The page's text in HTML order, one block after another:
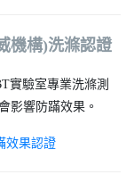
機構)洗滌認證
實驗室專業洗滌測
影響防蹣效果。
效果認證